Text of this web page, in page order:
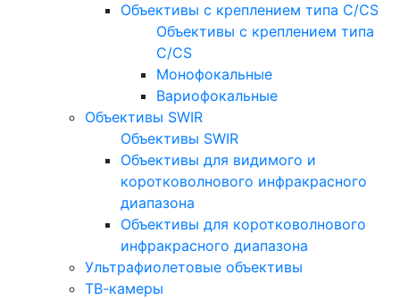
Объективы с креплением типа C/CS
Объективы с креплением типа
C/CS
Монофокальные
Вариофокальные
Объективы SWIR
Объективы SWIR
Объективы для видимого и
коротковолнового инфракрасного
диапазона
Объективы для коротковолнового
инфракрасного диапазона
Ультрафиолетовые объективы
ТВ-камеры